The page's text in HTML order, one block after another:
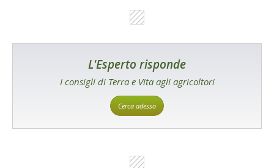
L'Esperto risponde
I consigli di Terra e Vita agli agricoltori
Cerca adesso